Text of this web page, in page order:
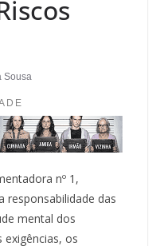
Sousa
nº 1,
responsabilidade das
mental dos
exigências, os